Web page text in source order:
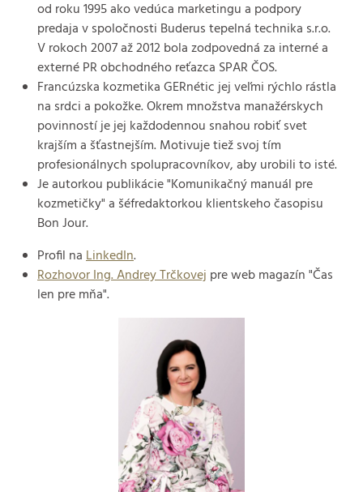
od roku 1995 ako vedúca marketingu a podpory
predaja v spoločnosti Buderus tepelná technika s.r.o.
V rokoch 2007 až 2012 bola zodpovedná za interné a
externé PR obchodného reťazca SPAR ČOS.
Francúzska kozmetika GERnétic jej veľmi rýchlo rástla
na srdci a pokožke. Okrem množstva manažérskych
povinností je jej každodennou snahou robiť svet
krajším a šťastnejším. Motivuje tiež svoj tím
profesionálnych spolupracovníkov, aby urobili to isté.
Je autorkou publikácie "Komunikačný manuál pre
kozmetičky" a šéfredaktorkou klientskeho časopisu
Bon Jour.
Profil naLinkedIn.
Rozhovor Ing. Andrey Trčkovej pre web magazín "Čas
len pre mňa".